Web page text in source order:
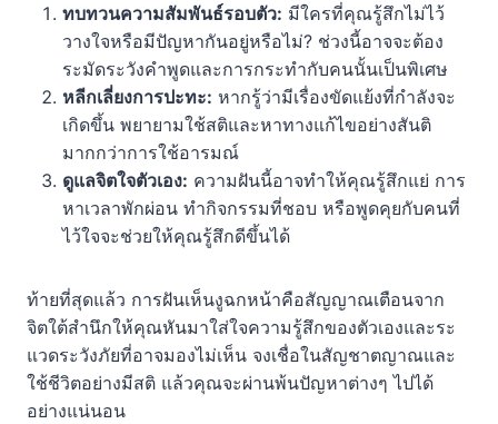
ทบทวนความสัมพันธ์รอบตัว: มีใครที่คุณรู้สึกไม่ไว้
วางใจหรือมีปัญหากันอยู่หรือไม่? ช่วงนี้อาจจะต้อง
ระมัดระวังคำพูดและการกระทำกับคนนั้นเป็นพิเศษ
หลีกเลี่ยงการปะทะ: หากรู้ว่ามีเรื่องขัดแย้งที่กำลังจะ
เกิดขึ้น พยายามใช้สติและหาทางแก้ไขอย่างสันติ
มากกว่าการใช้อารมณ์
ดูแลจิตใจตัวเอง: ความฝันนี้อาจทำให้คุณรู้สึกแย่ การ
หาเวลาพักผ่อน ทำกิจกรรมที่ชอบ หรือพูดคุยกับคนที่
ไว้ใจจะช่วยให้คุณรู้สึกดีขึ้นได้
ท้ายที่สุดแล้ว การฝันเห็นงูฉกหน้าคือสัญญาณเตือนจาก
จิตใต้สำนึกให้คุณหันมาใส่ใจความรู้สึกของตัวเองและระ
แวดระวังภัยที่อาจมองไม่เห็น จงเชื่อในสัญชาตญาณและ
ใช้ชีวิตอย่างมีสติ แล้วคุณจะผ่านพ้นปัญหาต่างๆ ไปได้
อย่างแน่นอน